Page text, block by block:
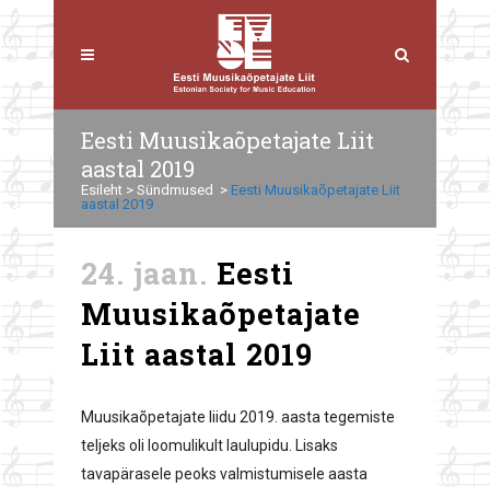
Eesti Muusikaõpetajate Liit
aastal 2019
Esileht > Sündmused > Eesti Muusikaõpetajate Liit
aastal 2019
24. jaan. Eesti
Muusikaõpetajate
Liit aastal 2019
Muusikaõpetajate liidu 2019. aasta tegemiste
teljeks oli loomulikult laulupidu. Lisaks
tavapärasele peoks valmistumisele aasta